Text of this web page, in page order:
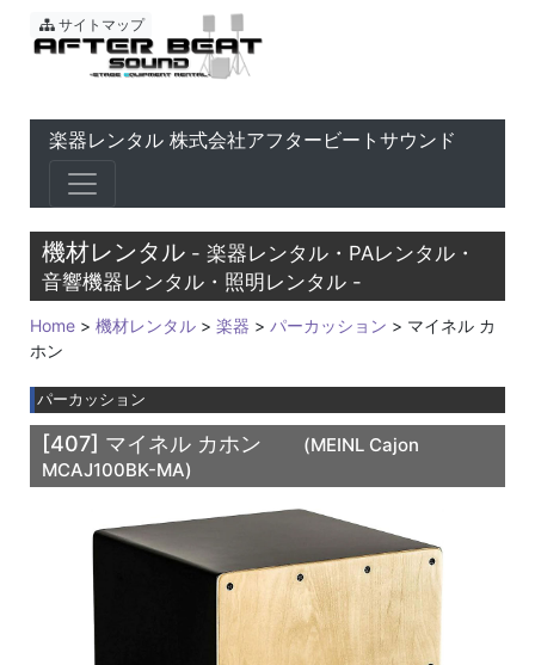
東京 音響会社・PA・楽器レ
サイトマップ
楽器レンタル 株式会社アフタービートサウンド
機材レンタル - 楽器レンタル・PAレンタル・
音響機器レンタル・照明レンタル -
Home > 機材レンタル > 楽器 > パーカッション > マイネル カ
ホン
パーカッション
[407] マイネル カホン
(MEINL Cajon
MCAJ100BK-MA)